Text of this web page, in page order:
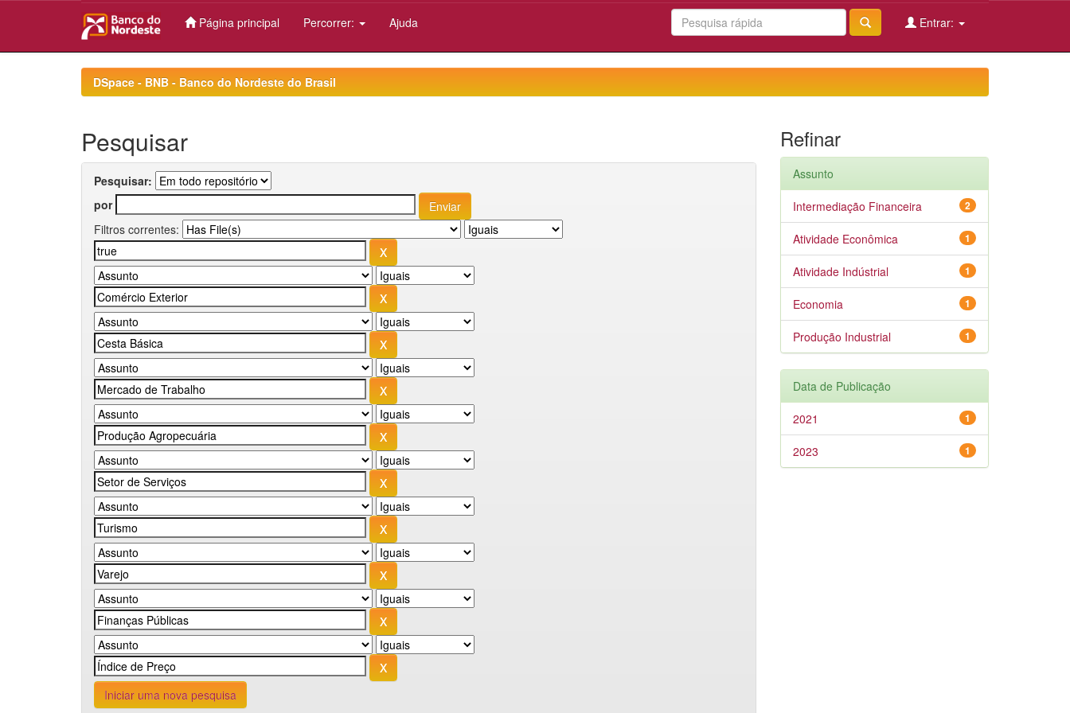
Página principal Percorrer: Ajuda Entrar:
DSpace - BNB - Banco do Nordeste do Brasil
Pesquisar
Pesquisar:
por
Filtros correntes:
Iniciar uma nova pesquisa
Refinar
Assunto
2
Intermediação Financeira
1
Atividade Econômica
1
Atividade Indústrial
1
Economia
1
Produção Industrial
Data de Publicação
1
2021
1
2023